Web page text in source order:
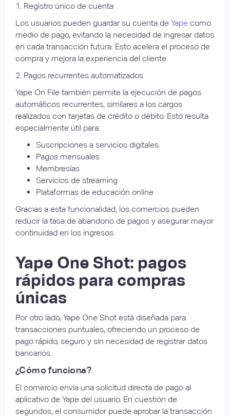
1. Registro único de cuenta
Los usuarios pueden guardar su cuenta de Yape como
medio de pago, evitando la necesidad de ingresar datos
en cada transacción futura. Esto acelera el proceso de
compra y mejora la experiencia del cliente.
2. Pagos recurrentes automatizados
Yape On File también permite la ejecución de pagos
automáticos recurrentes, similares a los cargos
realizados con tarjetas de crédito o débito. Esto resulta
especialmente útil para:
Suscripciones a servicios digitales
Pagos mensuales
Membresías
Servicios de streaming
Plataformas de educación online
Gracias a esta funcionalidad, los comercios pueden
reducir la tasa de abandono de pagos y asegurar mayor
continuidad en los ingresos.
Yape One Shot: pagos
rápidos para compras
únicas
Por otro lado, Yape One Shot está diseñada para
transacciones puntuales, ofreciendo un proceso de
pago rápido, seguro y sin necesidad de registrar datos
bancarios.
¿Cómo funciona?
El comercio envía una solicitud directa de pago al
aplicativo de Yape del usuario. En cuestión de
segundos, el consumidor puede aprobar la transacción